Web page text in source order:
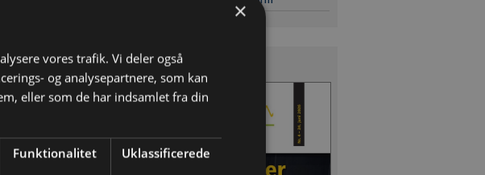
Læs Magasinet
×
vores trafik. Vi deler også
og analysepartnere, som kan
eller som de har indsamlet fra din
Funktionalitet Uklassificerede